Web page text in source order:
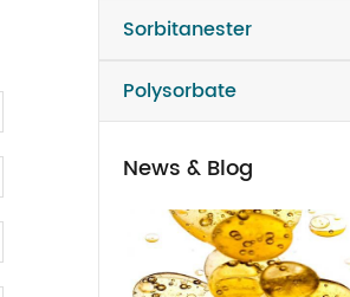
Sorbitanester
Polysorbate
News & Blog